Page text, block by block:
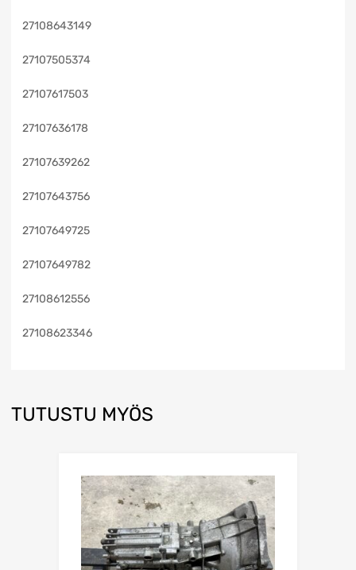
27108643149
27107505374
27107617503
27107636178
27107639262
27107643756
27107649725
27107649782
27108612556
27108623346
TUTUSTU MYÖS